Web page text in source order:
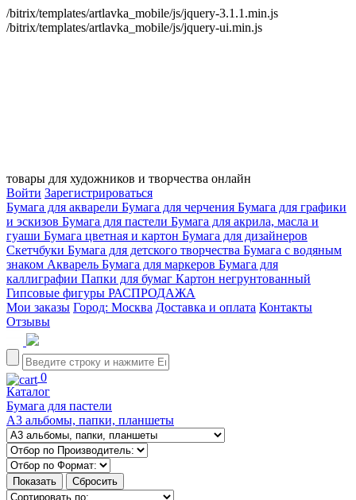
/bitrix/templates/artlavka_mobile/js/jquery-3.1.1.min.js
/bitrix/templates/artlavka_mobile/js/jquery-ui.min.js
товары для художников и творчества онлайн
Войти Зарегистрироваться
Бумага для акварели Бумага для черчения Бумага для графики
и эскизов Бумага для пастели Бумага для акрила, масла и
гуаши Бумага цветная и картон Бумага для дизайнеров
Скетчбуки Бумага для детского творчества Бумага с водяным
знаком Акварель Бумага для маркеров Бумага для
каллиграфии Папки для бумаг Картон негрунтованный
Гипсовые фигуры РАСПРОДАЖА
Мои заказы Город: Москва Доставка и оплата Контакты
Отзывы
0
Каталог
Бумага для пастели
А3 альбомы, папки, планшеты